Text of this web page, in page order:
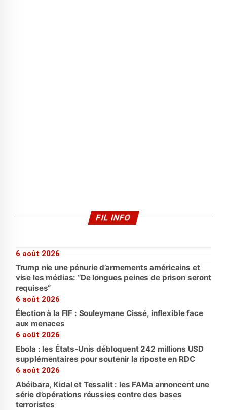
FIL INFO
6 août 2026
Trump nie une pénurie d’armements américains et
vise les médias: “De longues peines de prison seront
requises”
6 août 2026
Élection à la FIF : Souleymane Cissé, inflexible face
aux menaces
6 août 2026
Ebola : les États-Unis débloquent 242 millions USD
supplémentaires pour soutenir la riposte en RDC
6 août 2026
Abéibara, Kidal et Tessalit : les FAMa annoncent une
série d’opérations réussies contre des bases
terroristes